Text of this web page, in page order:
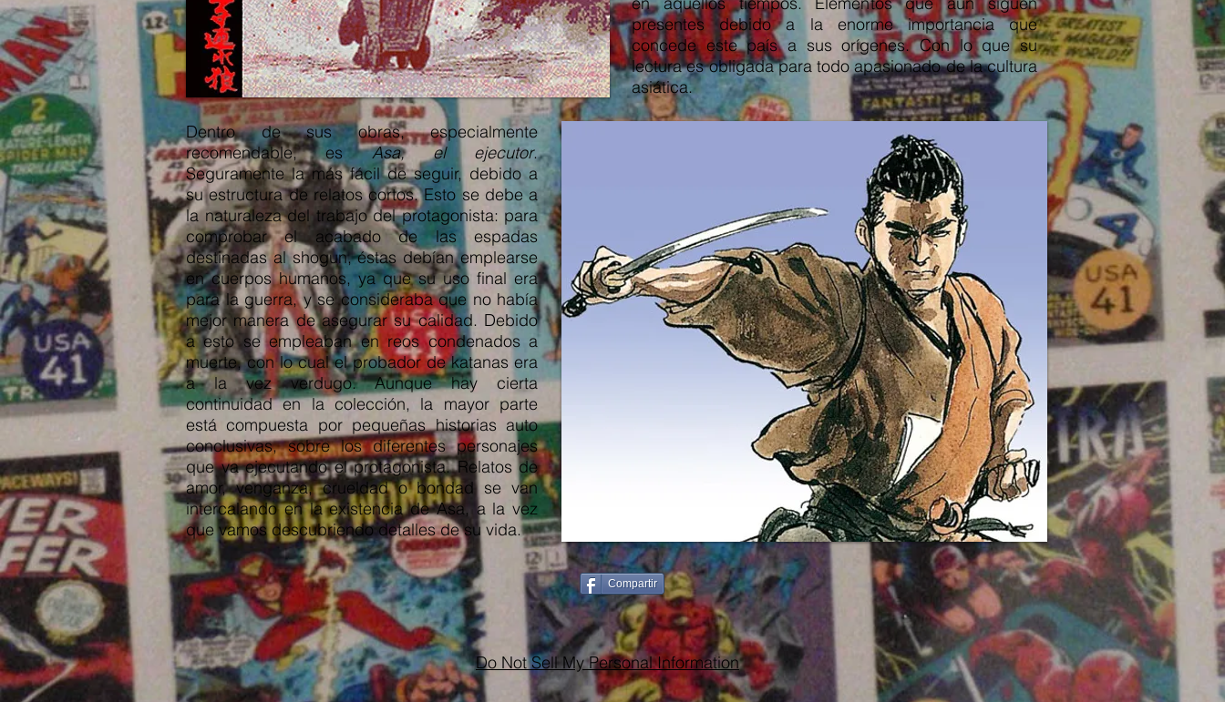
presentes debido a la enorme importancia que
concede este país a sus orígenes. Con lo que su
lectura es obligada para todo apasionado de la cultura
asiática.
Dentro de sus obras, especialmente
recomendable, esAsa, el ejecutor.
Seguramente la más fácil de seguir, debido a
su estructura de relatos cortos. Esto se debe a
la naturaleza del trabajo del protagonista: para
comprobar el acabado de las espadas
destinadas al shogun, éstas debían emplearse
en cuerpos humanos, ya que su uso final era
para la guerra, y se consideraba que no había
mejor manera de asegurar su calidad. Debido
a esto se empleaban en reos condenados a
muerte, con lo cual el probador de katanas era
a la vez verdugo. Aunque hay cierta
continuidad en la colección, la mayor parte
está compuesta por pequeñas historias auto
conclusivas, sobre los diferentes personajes
que va ejecutando el protagonista. Relatos de
amor, venganza, crueldad o bondad se van
intercalando en la existencia de Asa, a la vez
que vamos descubriendo detalles de su vida.
Compartir
Do Not Sell My Personal Information